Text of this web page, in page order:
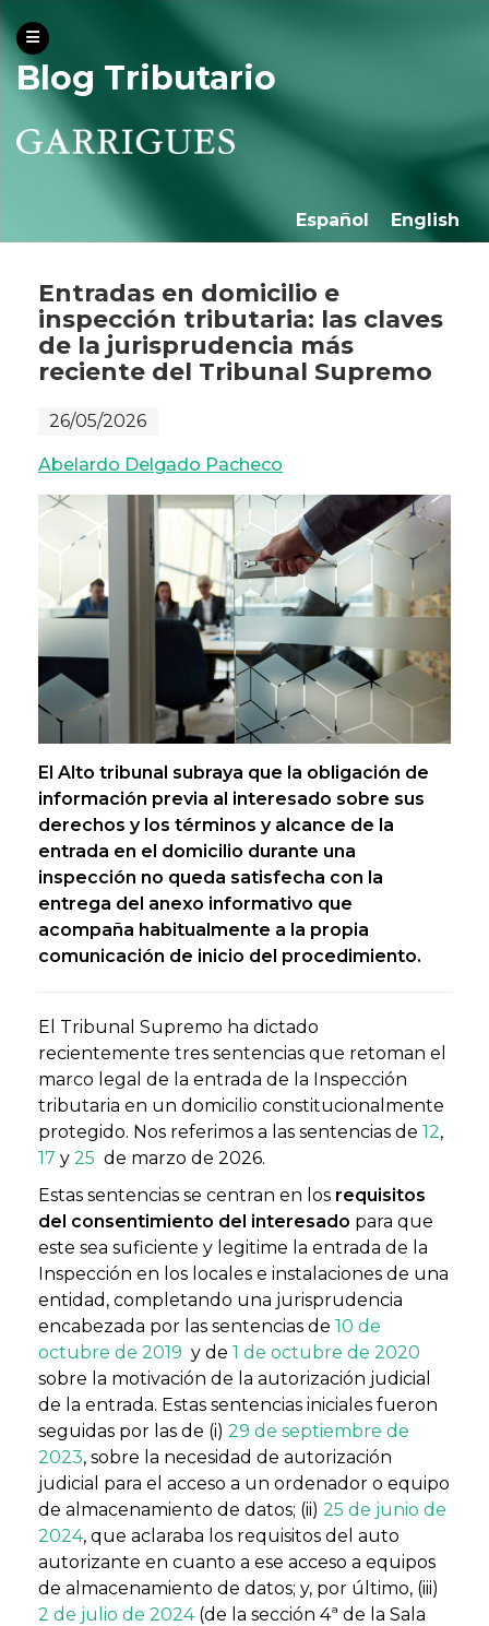
Blog Tributario
Español English
Entradas en domicilio e
inspección tributaria: las claves
de la jurisprudencia más
reciente del Tribunal Supremo
26/05/2026
Abelardo Delgado Pacheco
El Alto tribunal subraya que la obligación de
información previa al interesado sobre sus
derechos y los términos y alcance de la
entrada en el domicilio durante una
inspección no queda satisfecha con la
entrega del anexo informativo que
acompaña habitualmente a la propia
comunicación de inicio del procedimiento.
El Tribunal Supremo ha dictado
recientemente tres sentencias que retoman el
marco legal de la entrada de la Inspección
tributaria en un domicilio constitucionalmente
protegido. Nos referimos a las sentencias de 12,
17 y 25 de marzo de 2026.
Estas sentencias se centran en los requisitos
del consentimiento del interesado para que
este sea suficiente y legitime la entrada de la
Inspección en los locales e instalaciones de una
entidad, completando una jurisprudencia
encabezada por las sentencias de 10 de
octubre de 2019 y de 1 de octubre de 2020
sobre la motivación de la autorización judicial
de la entrada. Estas sentencias iniciales fueron
seguidas por las de (i) 29 de septiembre de
2023, sobre la necesidad de autorización
judicial para el acceso a un ordenador o equipo
de almacenamiento de datos; (ii) 25 de junio de
2024, que aclaraba los requisitos del auto
autorizante en cuanto a ese acceso a equipos
de almacenamiento de datos; y, por último, (iii)
2 de julio de 2024(de la sección 4ª de la Sala